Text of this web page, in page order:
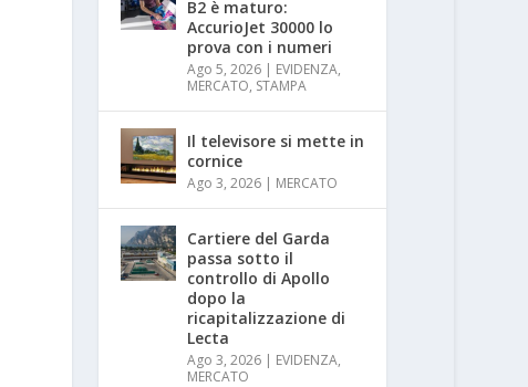
B2 è maturo:
AccurioJet 30000 lo
prova con i numeri
Ago 5, 2026 | EVIDENZA,
MERCATO, STAMPA
Il televisore si mette in
cornice
Ago 3, 2026 | MERCATO
Cartiere del Garda
passa sotto il
controllo di Apollo
dopo la
ricapitalizzazione di
Lecta
Ago 3, 2026 | EVIDENZA,
MERCATO